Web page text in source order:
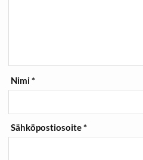
Nimi*
Sähköpostiosoite*